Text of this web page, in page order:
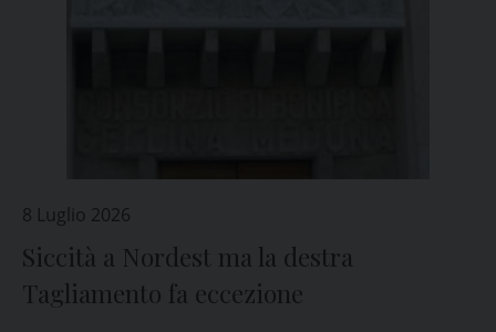
8 Luglio 2026
Siccità a Nordest ma la destra
Tagliamento fa eccezione